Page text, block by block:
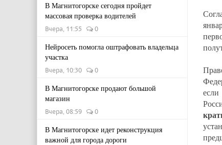
В Магнитогорске сегодня пройдет
массовая проверка водителей
Вчера, 11:55 0
Нейросеть помогла оштрафовать владельца
участка
Вчера, 10:30 0
В Магнитогорске продают большой
магазин
Вчера, 08:59 0
В Магнитогорске идет реконструкция
важной для города дороги
если